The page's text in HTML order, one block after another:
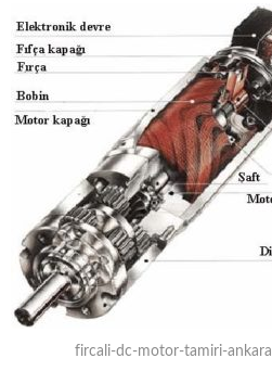
fircali-dc-motor-tamiri-ankara